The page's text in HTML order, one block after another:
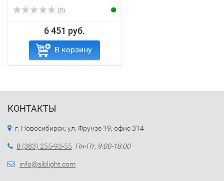
(0)
6 451 руб.
В корзину
КОНТАКТЫ
г. Новосибирск, ул. Фрунзе 19, офис 314
8 (383) 255-93-55 Пн-Пт, 9:00-18:00
info@siblight.com